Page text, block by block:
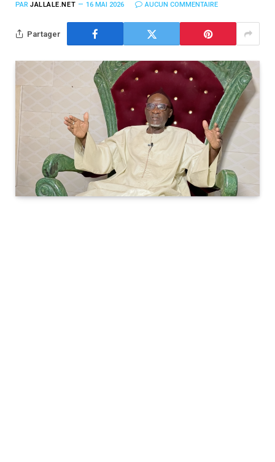
PAR JALLALE.NET 16 MAI 2026 AUCUN COMMENTAIRE
Partager